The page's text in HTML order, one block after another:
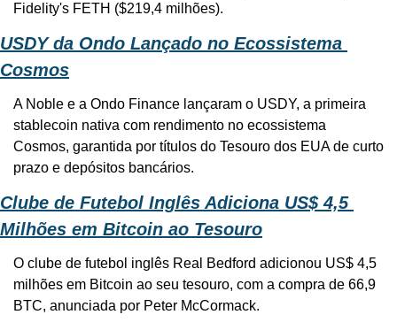
Fidelity's FETH ($219,4 milhões).
USDY da Ondo Lançado no Ecossistema
Cosmos
A Noble e a Ondo Finance lançaram o USDY, a primeira
stablecoin nativa com rendimento no ecossistema
Cosmos, garantida por títulos do Tesouro dos EUA de curto
prazo e depósitos bancários.
Clube de Futebol Inglês Adiciona US$ 4,5
Milhões em Bitcoin ao Tesouro
O clube de futebol inglês Real Bedford adicionou US$ 4,5
milhões em Bitcoin ao seu tesouro, com a compra de 66,9
BTC, anunciada por Peter McCormack.